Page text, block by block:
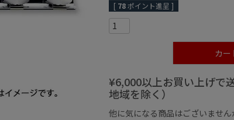
[ 78ポイント進呈 ]
カー
¥6,000以上お買い上げで
地域を除く）
他に気になる商品はございません